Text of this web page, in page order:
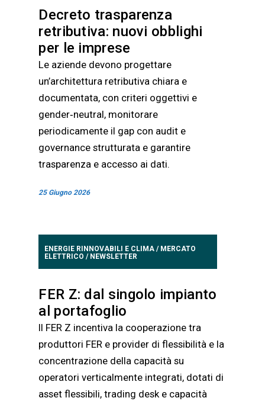
Decreto trasparenza
retributiva: nuovi obblighi
per le imprese
Le aziende devono progettare
un’architettura retributiva chiara e
documentata, con criteri oggettivi e
gender‑neutral, monitorare
periodicamente il gap con audit e
governance strutturata e garantire
trasparenza e accesso ai dati.
25 Giugno 2026
ENERGIE RINNOVABILI E CLIMA / MERCATO
ELETTRICO / NEWSLETTER
FER Z: dal singolo impianto
al portafoglio
Il FER Z incentiva la cooperazione tra
produttori FER e provider di flessibilità e la
concentrazione della capacità su
operatori verticalmente integrati, dotati di
asset flessibili, trading desk e capacità